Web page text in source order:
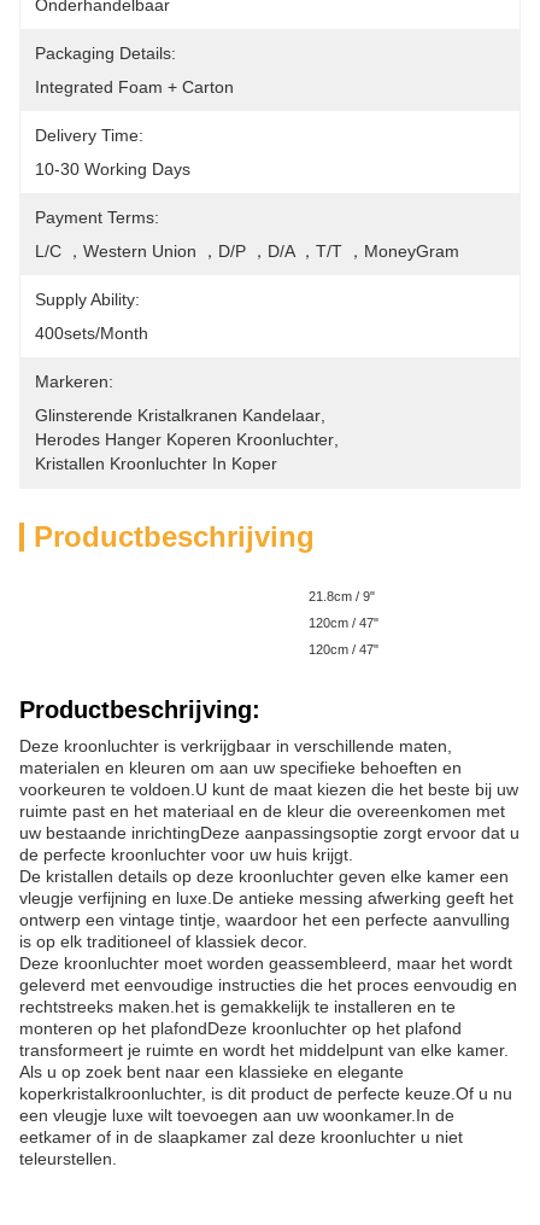
Onderhandelbaar
Packaging Details:
Integrated Foam + Carton
Delivery Time:
10-30 Working Days
Payment Terms:
L/C ，Western Union ，D/P ，D/A ，T/T ，MoneyGram
Supply Ability:
400sets/month
Markeren:
Glinsterende Kristalkranen Kandelaar
Herodes Hanger Koperen Kroonluchter
Kristallen Kroonluchter In Koper
Productbeschrijving
21.8cm / 9"
120cm / 47"
120cm / 47"
Productbeschrijving:
Deze kroonluchter is verkrijgbaar in verschillende maten,
materialen en kleuren om aan uw specifieke behoeften en
voorkeuren te voldoen.U kunt de maat kiezen die het beste bij uw
ruimte past en het materiaal en de kleur die overeenkomen met
uw bestaande inrichtingDeze aanpassingsoptie zorgt ervoor dat u
de perfecte kroonluchter voor uw huis krijgt.
De kristallen details op deze kroonluchter geven elke kamer een
vleugje verfijning en luxe.De antieke messing afwerking geeft het
ontwerp een vintage tintje, waardoor het een perfecte aanvulling
is op elk traditioneel of klassiek decor.
Deze kroonluchter moet worden geassembleerd, maar het wordt
geleverd met eenvoudige instructies die het proces eenvoudig en
rechtstreeks maken.het is gemakkelijk te installeren en te
monteren op het plafondDeze kroonluchter op het plafond
transformeert je ruimte en wordt het middelpunt van elke kamer.
Als u op zoek bent naar een klassieke en elegante
koperkristalkroonluchter, is dit product de perfecte keuze.Of u nu
een vleugje luxe wilt toevoegen aan uw woonkamer.In de
eetkamer of in de slaapkamer zal deze kroonluchter u niet
teleurstellen.